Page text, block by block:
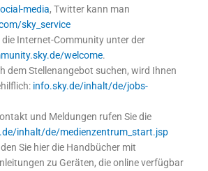
media, Twitter kann man
sky_service
die Internet-Community unter der
welcome.
dem Stellenangebot suchen, wird Ihnen
info.sky.de/inhalt/de/jobs-
und Meldungen rufen Sie die
inhalt/de/medienzentrum_start.jsp
Sie hier die Handbücher mit
zu Geräten, die online verfügbar